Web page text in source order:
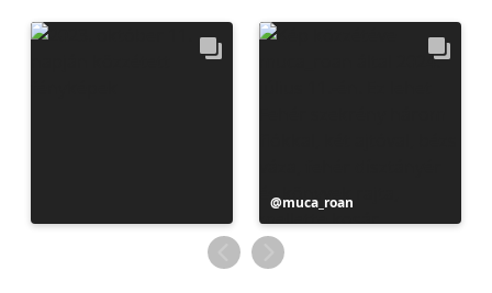
Bejegyzés
közzétevője
muca_roan